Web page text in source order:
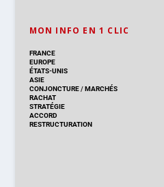
MON INFO EN 1 CLIC
FRANCE
EUROPE
ÉTATS-UNIS
ASIE
CONJONCTURE/MARCHÉS
RACHAT
STRATÉGIE
ACCORD
RESTRUCTURATION